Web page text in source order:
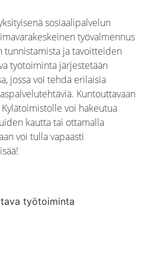
sosiaalipalvelun
työvalmennus
tunnistamista ja tavoitteiden
työtoiminta järjestetään
jossa voi tehdä erilaisia
Kuntouttavaan
voi hakeutua
kautta tai ottamalla
voi tulla vapaasti